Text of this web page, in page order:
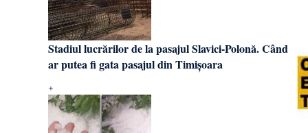
Stadiul lucrărilor de la pasajul Slavici-Polonă. Când
ar putea fi gata pasajul din Timișoara